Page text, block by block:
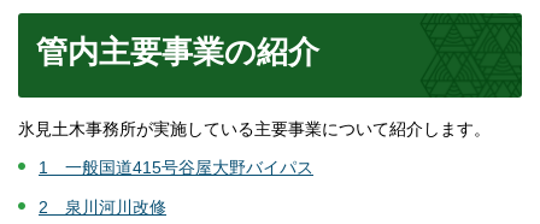
管内主要事業の紹介
氷見土木事務所が実施している主要事業について紹介します。
1 一般国道415号谷屋大野バイパス
2 泉川河川改修